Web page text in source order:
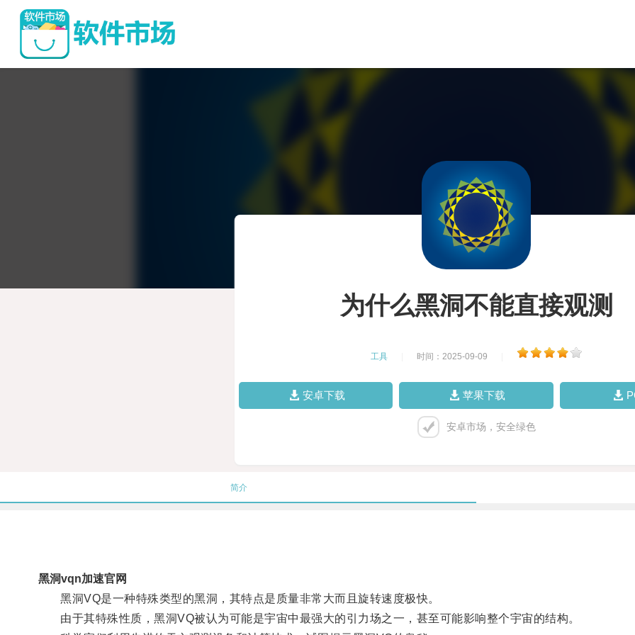
为什么黑洞不能直接观测
工具 时间：2025-09-09
安卓下载 苹果下载
安卓市场，安全绿色
简介
黑洞vqn加速官网
黑洞VQ是一种特殊类型的黑洞，其特点是质量非常大而且旋转速度极快。
由于其特殊性质，黑洞VQ被认为可能是宇宙中最强大的引力场之一，甚至可能影响整个宇宙的结构。